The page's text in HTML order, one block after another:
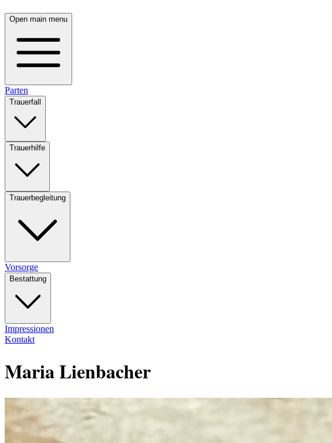
Open main menu
Parten
Trauerfall
Trauerhilfe
Trauerbegleitung
Vorsorge
Bestattung
Impressionen
Kontakt
Maria Lienbacher